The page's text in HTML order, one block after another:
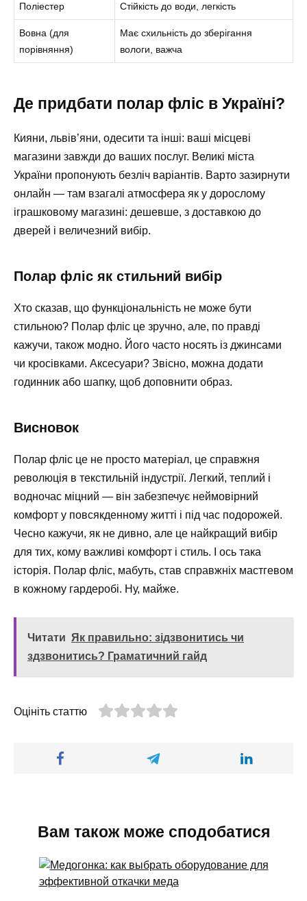
Поліестер Стійкість до води, легкість
Вовна (для
порівняння)
Має схильність до зберігання
вологи, важча
Де придбати полар фліс в Україні?
Кияни, львів’яни, одесити та інші: ваші місцеві
магазини завжди до ваших послуг. Великі міста
України пропонують безліч варіантів. Варто зазирнути
онлайн — там взагалі атмосфера як у дорослому
іграшковому магазині: дешевше, з доставкою до
дверей і величезний вибір.
Полар фліс як стильний вибір
Хто сказав, що функціональність не може бути
стильною? Полар фліс це зручно, але, по правді
кажучи, також модно. Його часто носять із джинсами
чи кросівками. Аксесуари? Звісно, можна додати
годинник або шапку, щоб доповнити образ.
Висновок
Полар фліс це не просто матеріал, це справжня
революція в текстильній індустрії. Легкий, теплий і
водночас міцний — він забезпечує неймовірний
комфорт у повсякденному житті і під час подорожей.
Чесно кажучи, як не дивно, але це найкращий вибір
для тих, кому важливі комфорт і стиль. І ось така
історія. Полар фліс, мабуть, став справжніх мастгевом
в кожному гардеробі. Ну, майже.
Читати Як правильно: зідзвонитись чи
здзвонитись? Граматичний гайд
Оцініть статтю
Вам також може сподобатися